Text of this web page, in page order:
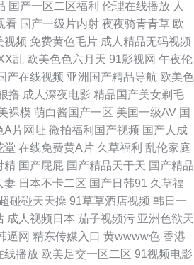
黄a片 做爱网站91 精品www 日韩淫色网 91
美AⅤ在线观看 亚洲天堂电影院 91婷婷涩涩 精
情夜色av 三级午夜在线 91社一区 九一色秀直
产丝袜性爱 另类重口味网 午夜有码 91无码
亚洲喷水 av黄网导航 久草导航 日日干精品免费
视频97 久草在线免费福利 欧美激情A级片 伊
豆91 人妻鲁色网无码 微拍福利69 www五月激
国产一区二区福利 伦理在线播放 人
看 国产一级片内射 夜夜骑青青草 欧
视频 免费黄色毛片 成人精品无码视频
乱 欧美色色六月天 91影视网 午夜伦
产在线视频 亚洲国产精品导航 欧美色
撸 成人深夜电影 精品国产美女剃毛
裸模 萌白酱国产一区 美国一级AV 国
A片网址 微拍福利国产视频 国产人成
堂 在线免费黄A片 久草福利 乱伦家庭
精 国产屁屁 国产精品天干天 国产精品
妻 日本不卡二区 国产日韩91 久草福
超碰碰天天操 91草草酒店视频 韩日一
成人视频日本 茄子视频污 亚洲色欲天
逼网 精东传媒入口 黄wwww色 香港
线播放 欧美足交一区二区 91视频电影